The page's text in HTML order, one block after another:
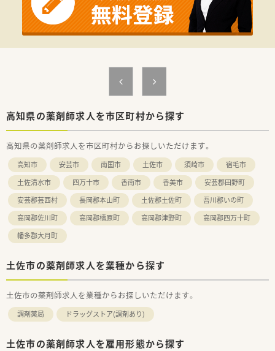
ます。
■医薬品から日用品、化粧品等も取扱があり幅広い業務に触れる
ことができます。
■薬剤師は新しいポストとなりますので、新たな挑戦をしたい方
に最適の環境です。調剤ご経験者であれば高年収が狙えます。
などの調剤設備も整っています。
■ドラッグストアでのご就業となりますので、医薬品から日用
〈こんな方にもおススメ〉
■広域処方箋やOTC医薬品の知識を身に付けたい方
■新規出店予定も多数！
新しいポジションを目指したい方やキャリアアップをお考え
の方
などお気軽にお問い合わせください！
高知県の薬剤師求人を市区町村から探す
高知県の薬剤師求人を市区町村からお探しいただけます。
高知市 安芸市 南国市 土佐市 須崎市
宿毛市
土佐清水市
四万十市 香南市 香美市
安芸郡田野町
安芸郡芸西村
長岡郡本山町 土佐郡土佐町
吾川郡いの町
高岡郡佐川町
高岡郡檮原町 高岡郡津野町
高岡郡四万十町
幡多郡大月町
土佐市の薬剤師求人を業種から探す
土佐市の薬剤師求人を業種からお探しいただけます。
調剤薬局 ドラッグストア(調剤あり)
土佐市の薬剤師求人を雇用形態から探す